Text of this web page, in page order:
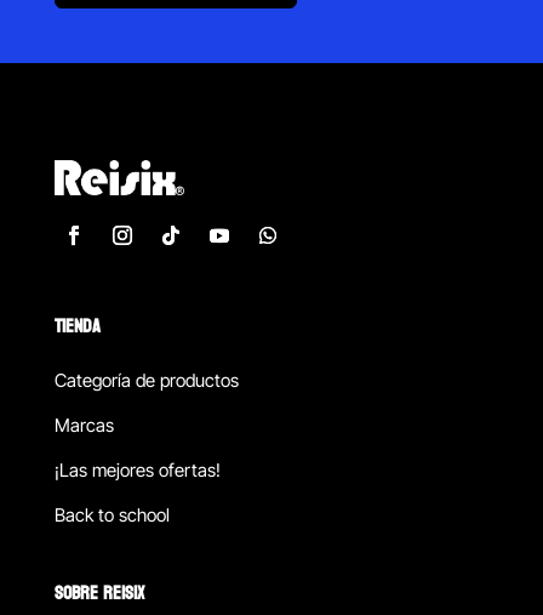
TIENDA
Categoría de productos
Marcas
¡Las mejores ofertas!
Back to school
SOBRE REISIX